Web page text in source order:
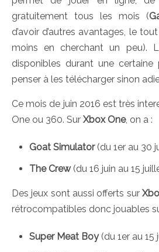
gratuitement tous les mois (
d’avoir d’autres avantages, le
moins en cherchant un peu).
disponibles durant une
penser à les télécharger sinon
Ce mois de juin 2016 est très
One ou 360. Sur Xbox One, on a :
Goat Simulator(du 1er au 30
The Crew(du 16 juin au 15
Des jeux sont aussi offerts sur
rétrocompatibles donc jouables
Super Meat Boy(du 1er au 15